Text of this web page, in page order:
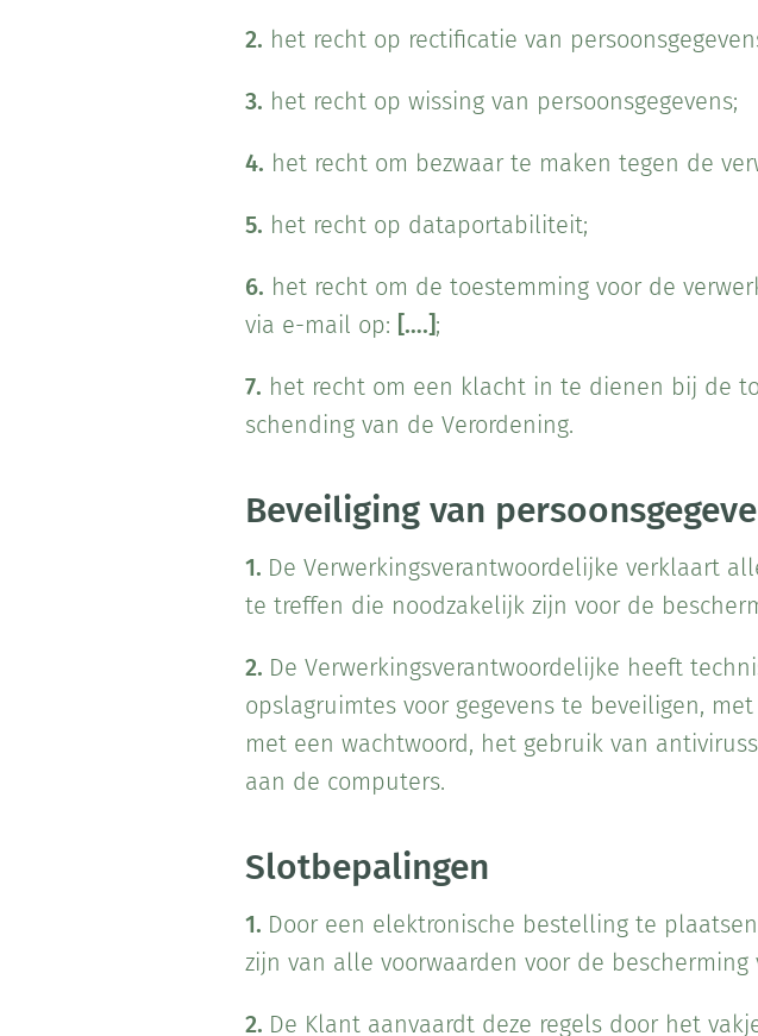
2. het recht op rectificatie van
3. het recht op wissing van persoonsgegevens;
4. het recht om bezwaar te maken tegen de
5. het recht op dataportabiliteit;
6. het recht om de toestemming voor de
via e-mail op: [….];
7. het recht om een klacht in te dienen bij de
schending van de Verordening.
Beveiliging van
1. De Verwerkingsverantwoordelijke verklaart
te treffen die noodzakelijk zijn voor de
2. De Verwerkingsverantwoordelijke heeft
opslagruimtes voor gegevens te beveiligen,
met een wachtwoord, het gebruik van
aan de computers.
Slotbepalingen
1. Door een elektronische bestelling te
zijn van alle voorwaarden voor de
2. De Klant aanvaardt deze regels door het